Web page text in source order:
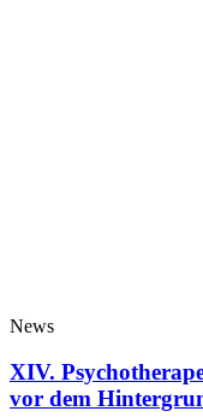
News
XIV.
vor dem